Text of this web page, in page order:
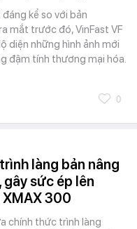
kể so với bản
mắt trước đó, VinFast VF
diện những hình ảnh mới
đậm tính thương mại hóa.
0
làng bản nâng
sức ép lên
XMAX 300
chính thức trình làng